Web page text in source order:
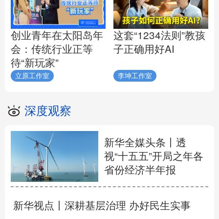
创业青年在太阳岛年
会：传统行业正等
待“新玩家”
立原工作室
这套“1234法则”教孩
子正确用好AI
李坤工作室
深度观察
新华全媒头条丨透
视“十五五”开局之年各
省份经济半年报
新华视点丨 深耕基层治理 办好民生实事